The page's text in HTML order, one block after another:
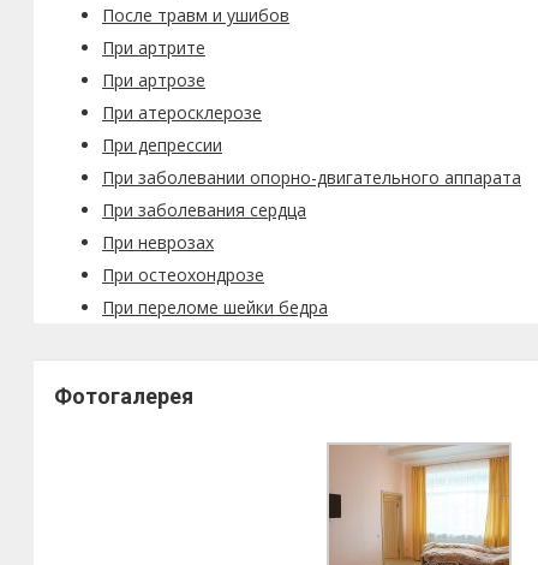
После травм и ушибов
При артрите
При артрозе
При атеросклерозе
При депрессии
При заболевании опорно-двигательного аппарата
При заболевания сердца
При неврозах
При остеохондрозе
При переломе шейки бедра
Фотогалерея